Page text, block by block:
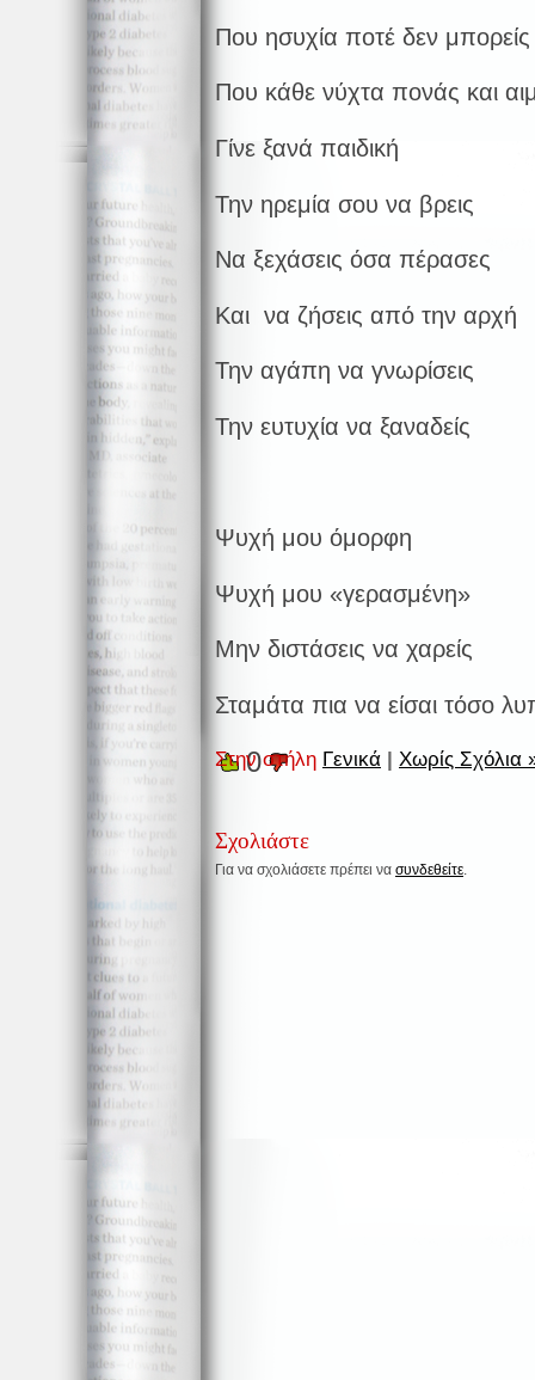
Που ησυχία ποτέ δεν μπορείς
Που κάθε νύχτα πονάς και
Γίνε ξανά παιδική
Την ηρεμία σου να βρεις
Να ξεχάσεις όσα πέρασες
Και να ζήσεις από την αρχή
Την αγάπη να γνωρίσεις
Την ευτυχία να ξαναδείς
Ψυχή μου όμορφη
Ψυχή μου «γερασμένη»
Μην διστάσεις να χαρείς
Σταμάτα πια να είσαι τόσο
Στην στήλη Γενικά Χωρίς Σχόλια
0
Σχολιάστε
Για να σχολιάσετε πρέπει να συνδεθείτε.